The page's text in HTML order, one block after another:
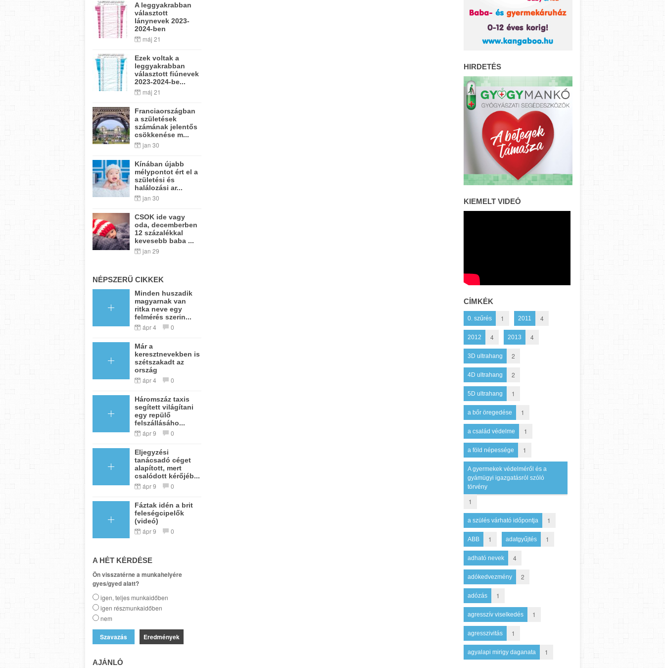
A leggyakrabban
választott
lánynevek 2023-
2024-ben
máj 21
Ezek voltak a
leggyakrabban
választott fiúnevek
2023-2024-be...
máj 21
Franciaországban
a születések
számának jelentős
csökkenése m...
jan 30
Kínában újabb
mélypontot ért el a
születési és
halálozási ar...
jan 30
CSOK ide vagy
oda, decemberben
12 százalékkal
kevesebb baba ...
jan 29
NÉPSZERŰ CIKKEK
Minden huszadik
magyarnak van
ritka neve egy
felmérés szerin...
ápr 4 0
Már a
keresztnevekben is
szétszakadt az
ország
ápr 4 0
Háromszáz taxis
segített világítani
egy repülő
felszállásáho...
ápr 9 0
Eljegyzési
tanácsadó céget
alapított, mert
csalódott kérőjéb...
ápr 9 0
Fáztak idén a brit
feleségcipelők
(videó)
ápr 9 0
A HÉT KÉRDÉSE
Ön visszatérne a munkahelyére
gyes/gyed alatt?
igen, teljes munkaidőben
igen részmunkaidőben
nem
Eredmények
AJÁNLÓ
HIRDETÉS
KIEMELT VIDEÓ
CÍMKÉK
0. szűrés 1 2011 4
2012 4 2013 4
3D ultrahang 2
4D ultrahang 2
5D ultrahang 1
a bőr öregedése 1
a család védelme 1
a föld népessége 1
A gyermekek védelméről és a
gyámügyi igazgatásról szóló
törvény
1
a szülés várható időpontja 1
ABB 1 adatgyűjtés 1
adható nevek 4
adókedvezmény 2
adózás 1
agresszív viselkedés 1
agresszivitás 1
agyalapi mirigy daganata 1